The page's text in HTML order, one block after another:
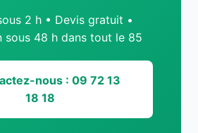
2 h • Devis gratuit •
sous 48 h dans tout le 85
nous : 09 72 13
18 18